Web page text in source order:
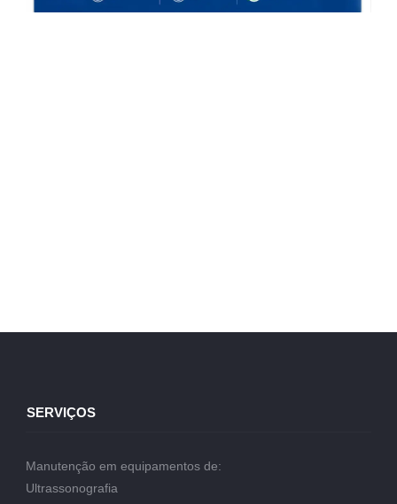
SERVIÇOS
Manutenção em equipamentos de:
Ultrassonografia